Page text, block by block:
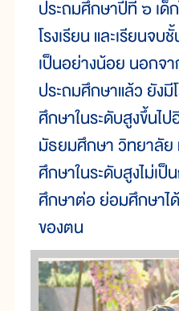
ประถมศึกษาปีที่ ๖ เด็
โรงเรียน และเรียนจ
เป็นอย่างน้อย นอกจา
ประถมศึกษาแล้ว ยังมี
ศึกษาในระดับสูงขึ้นไป
มัธยมศึกษา วิทยาลัย
ศึกษาในระดับสูงไม่เ
ศึกษาต่อ ย่อมศึกษาไ
ของตน